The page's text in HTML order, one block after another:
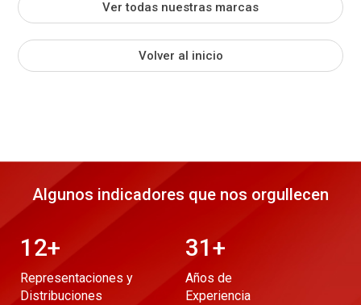
Ver todas nuestras marcas
Volver al inicio
Algunos indicadores que nos orgullecen
12+
Representaciones y
Distribuciones
31+
Años de
Experiencia